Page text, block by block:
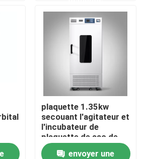
laboratoire
plaquette 1.35kw
secouant l'agitateur et
l'incubateur de
plaquette de sac de
sang d'incubateur
envoyer une